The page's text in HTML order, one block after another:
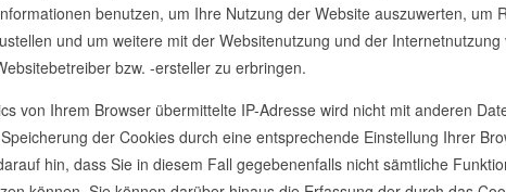
benutzen, um Ihre Nutzung der Website auszuwerten, um
und um weitere mit der Websitenutzung und der
bzw. -ersteller zu erbringen.
von Ihrem Browser übermittelte IP-Adresse wird nicht mit anderen
der Cookies durch eine entsprechende Einstellung Ihrer
hin, dass Sie in diesem Fall gegebenenfalls nicht sämtliche